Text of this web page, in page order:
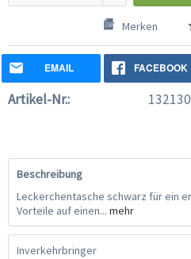
Merken
EMAIL FACEBOOK
Artikel-Nr.: 132130
Beschreibung
Leckerchentasche schwarz für ein
Vorteile auf einen... mehr
Inverkehrbringer